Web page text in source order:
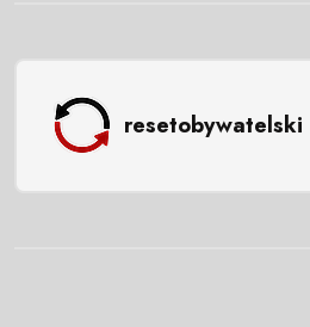
resetobywatelski